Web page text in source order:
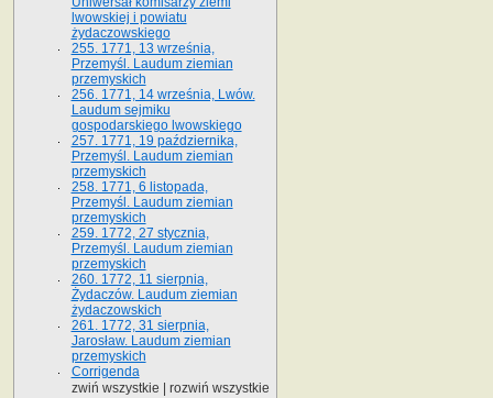
lwowskiej i powiatu
żydaczowskiego
255. 1771, 13 września,
Przemyśl. Laudum ziemian
przemyskich
256. 1771, 14 września, Lwów.
Laudum sejmiku
gospodarskiego lwowskiego
257. 1771, 19 października,
Przemyśl. Laudum ziemian
przemyskich
258. 1771, 6 listopada,
Przemyśl. Laudum ziemian
przemyskich
259. 1772, 27 stycznia,
Przemyśl. Laudum ziemian
przemyskich
260. 1772, 11 sierpnia,
Żydaczów. Laudum ziemian
żydaczowskich
261. 1772, 31 sierpnia,
Jarosław. Laudum ziemian
przemyskich
Corrigenda
zwiń wszystkie
rozwiń wszystkie